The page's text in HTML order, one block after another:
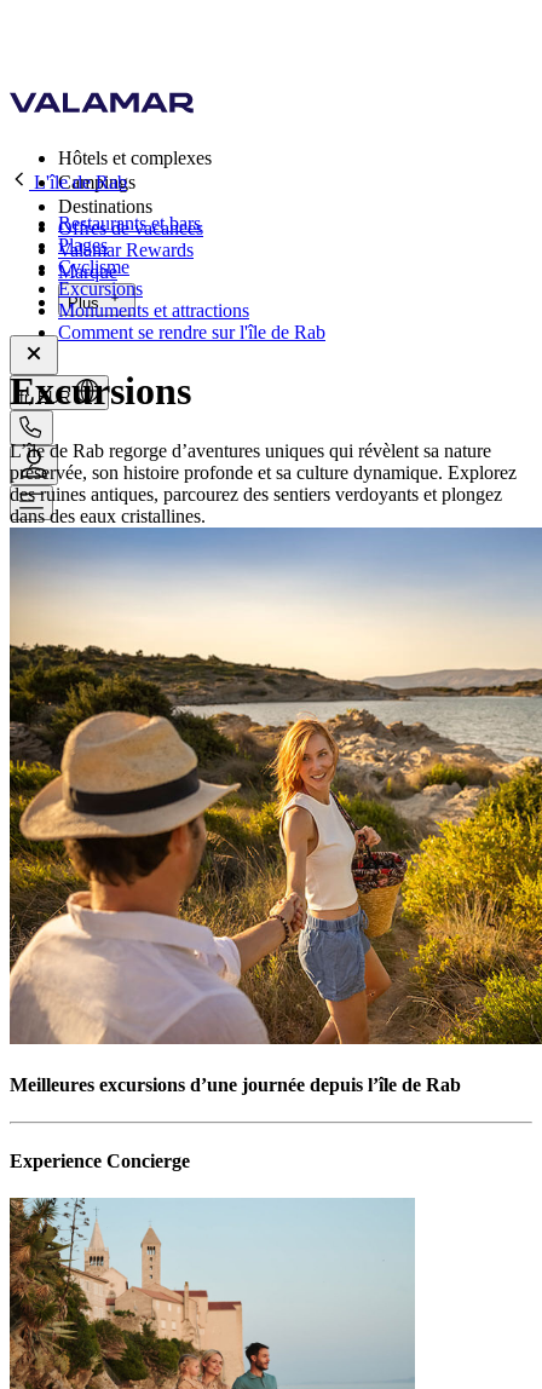
Hôtels et complexes
Campings
Destinations
Offres de vacances
Valamar Rewards
Marque
Plus
fr, EUR
L'île de Rab
Restaurants et bars
Plages
Cyclisme
Excursions
Monuments et attractions
Comment se rendre sur l'île de Rab
Excursions
L’île de Rab regorge d’aventures uniques qui révèlent sa nature
préservée, son histoire profonde et sa culture dynamique. Explorez
des ruines antiques, parcourez des sentiers verdoyants et plongez
dans des eaux cristallines.
Meilleures excursions d’une journée depuis l’île de Rab
Experience Concierge